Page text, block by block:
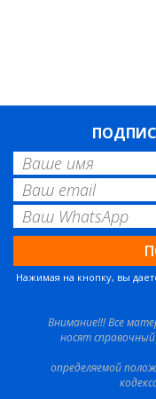
Нажимая на кнопку, вы
Внимание!!! Все
носят
определяемой